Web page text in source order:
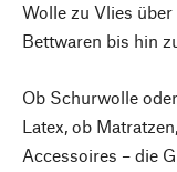
Wolle zu Vlies
Bettwaren bis hin
Ob Schurwolle
Latex, ob
Accessoires – die